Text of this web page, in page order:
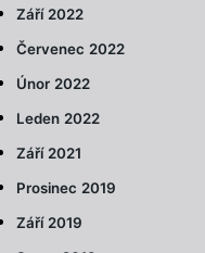
Září 2022
Červenec 2022
Únor 2022
Leden 2022
Září 2021
Prosinec 2019
Září 2019